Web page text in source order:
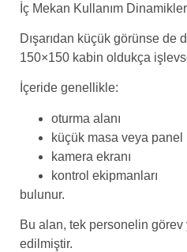
İç Mekan Kullanım
Dışarıdan küçük görünse de
150×150 kabin oldukça
İçeride genellikle:
oturma alanı
küçük masa veya panel
kamera ekranı
kontrol ekipmanları
bulunur.
Bu alan, tek personelin görev
edilmiştir.